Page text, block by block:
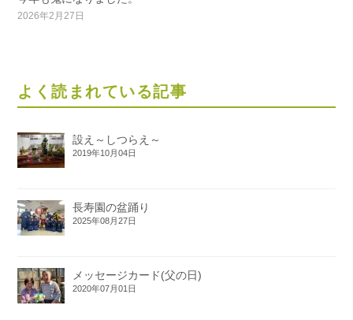
2026年2月27日
よく読まれている記事
設え～しつらえ～
2019年10月04日
長寿園の盆踊り
2025年08月27日
メッセージカード(父の日)
2020年07月01日